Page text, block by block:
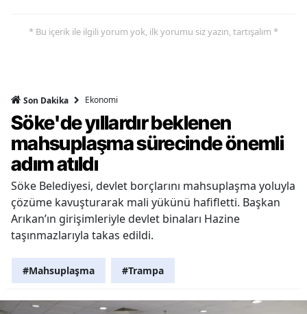
* Bu içerik ile ilgili yorum yok, ilk yorumu siz yazın, tartışalım *
Son Dakika Ekonomi
Söke'de yıllardır beklenen
mahsuplaşma sürecinde önemli
adım atıldı
Söke Belediyesi, devlet borçlarını mahsuplaşma yoluyla
çözüme kavuşturarak mali yükünü hafifletti. Başkan
Arıkan’ın girişimleriyle devlet binaları Hazine
taşınmazlarıyla takas edildi.
#Mahsuplaşma #Trampa